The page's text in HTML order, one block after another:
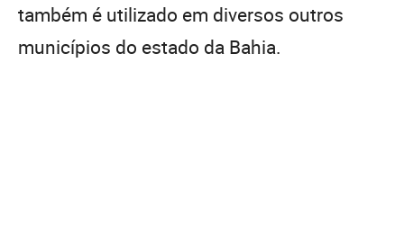
também é utilizado em diversos outros
municípios do estado da Bahia.